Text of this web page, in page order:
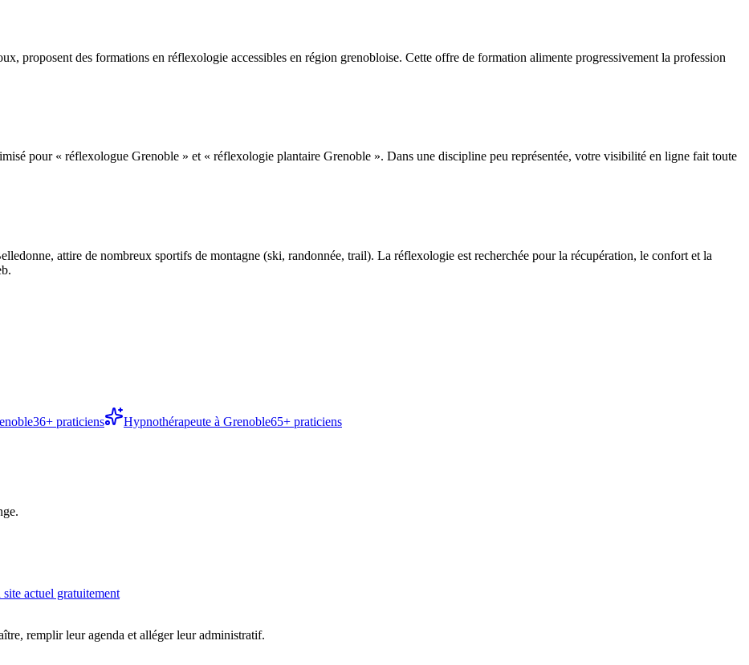
proposent des formations en réflexologie accessibles en région grenobloise. Cette offre de formation alimente progressivement la profession
pour « réflexologue Grenoble » et « réflexologie plantaire Grenoble ». Dans une discipline peu représentée, votre visibilité en ligne fait toute
attire de nombreux sportifs de montagne (ski, randonnée, trail). La réflexologie est recherchée pour la récupération, le confort et la
36+ praticiens Hypnothérapeute à Grenoble65+ praticiens
actuel gratuitement
remplir leur agenda et alléger leur administratif.